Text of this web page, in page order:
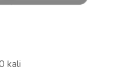
kali